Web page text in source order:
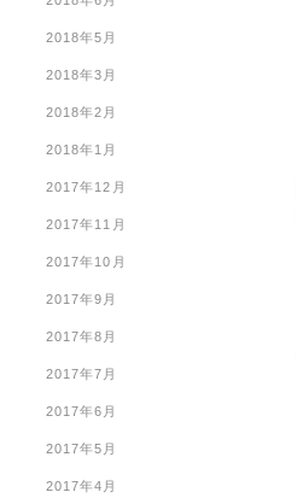
2018年5月
2018年3月
2018年2月
2018年1月
2017年12月
2017年11月
2017年10月
2017年9月
2017年8月
2017年7月
2017年6月
2017年5月
2017年4月